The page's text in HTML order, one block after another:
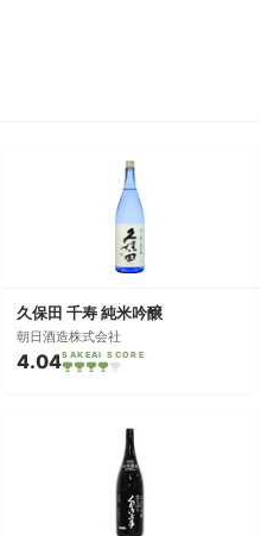
久保田 千寿 純米吟醸
朝日酒造株式会社
4.04SAKEAI SCORE